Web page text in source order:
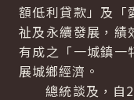
額低利貸款」及「
祉及永續發展，績
有成之「一城鎮一
展城鄉經濟。
總統談及，自